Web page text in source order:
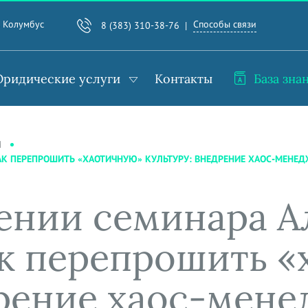
Колумбус 8 (383) 310-38-76 Способы связи
услуги Контакты База
ПЕРЕПРОШИТЬ «ХАОТИЧНУЮ» КУЛЬТУРУ: ВНЕДРЕНИЕ ХАОС-
семинара
перепрошить
хаос-